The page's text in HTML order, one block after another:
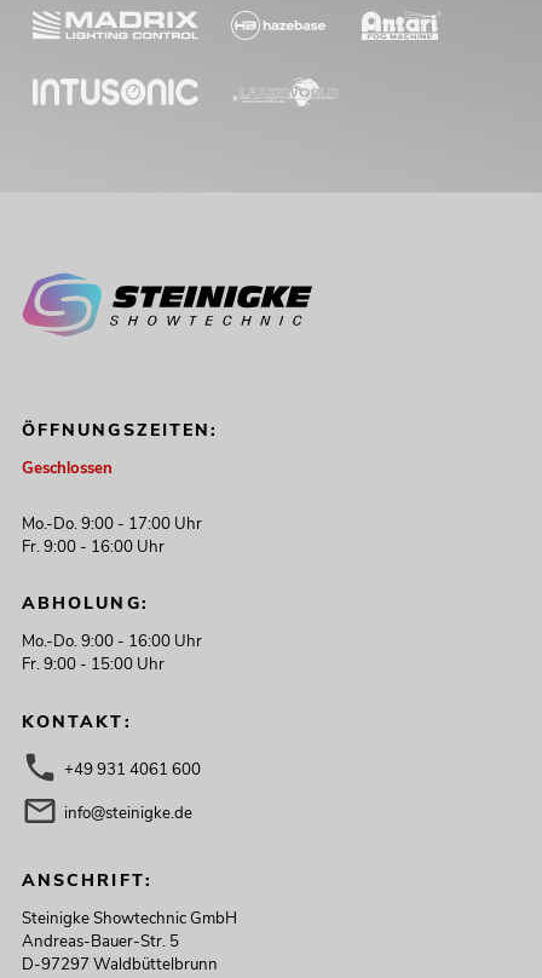
ÖFFNUNGSZEITEN:
Geschlossen
Mo.-Do. 9:00 - 17:00 Uhr
Fr. 9:00 - 16:00 Uhr
ABHOLUNG:
Mo.-Do. 9:00 - 16:00 Uhr
Fr. 9:00 - 15:00 Uhr
KONTAKT:
+49 931 4061 600
info@steinigke.de
ANSCHRIFT:
Steinigke Showtechnic GmbH
Andreas-Bauer-Str. 5
D-97297 Waldbüttelbrunn